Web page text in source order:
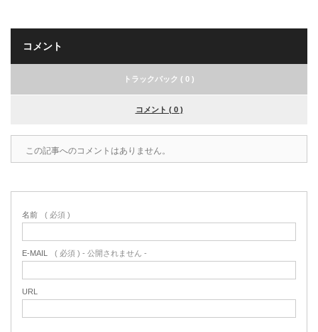
コメント
トラックバック ( 0 )
コメント ( 0 )
この記事へのコメントはありません。
名前 ( 必須 )
E-MAIL ( 必須 ) - 公開されません -
URL